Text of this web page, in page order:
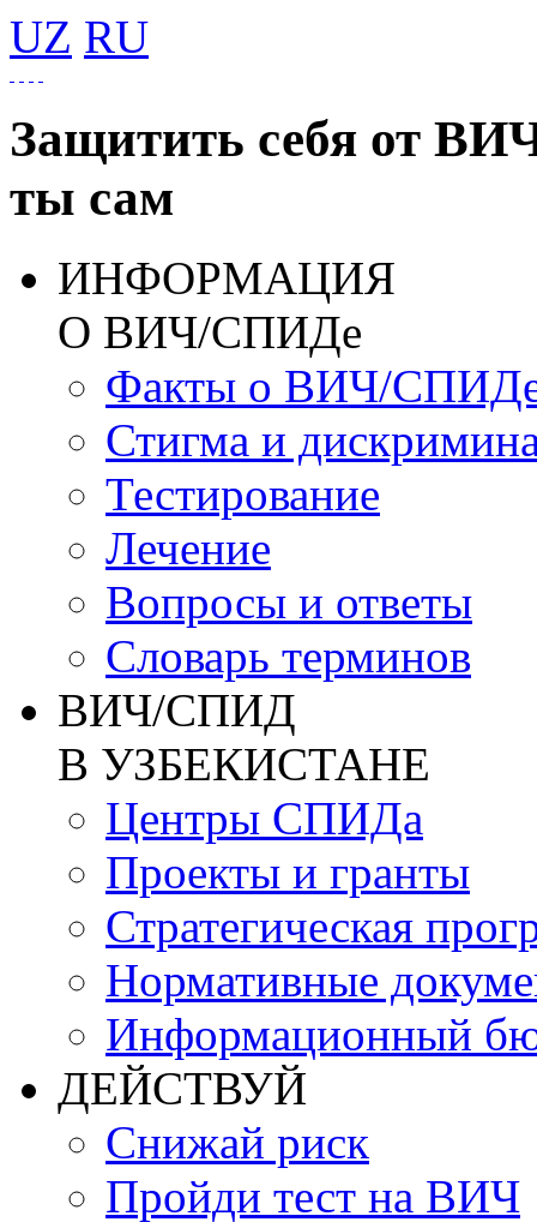
UZ RU
Защитить себя от
ты сам
ИНФОРМАЦИЯ
О ВИЧ/СПИДе
Факты о ВИЧ/
Стигма и
Тестирование
Лечение
Вопросы и ответы
Словарь терминов
ВИЧ/СПИД
В УЗБЕКИСТАНЕ
Центры СПИДа
Проекты и гранты
Стратегическая
Нормативные
Информационный
ДЕЙСТВУЙ
Снижай риск
Пройди тест на ВИЧ